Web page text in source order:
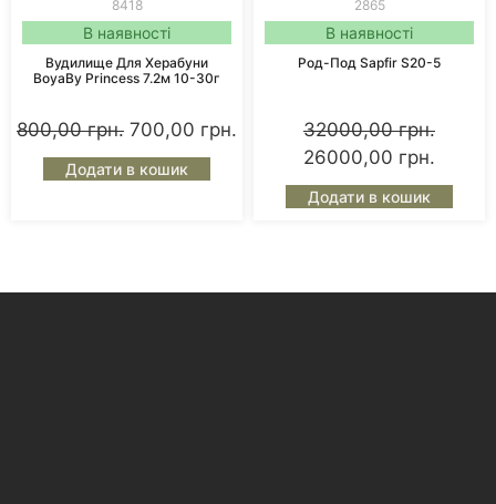
8418
В наявності
Вудилище Для Херабуни
BoyaBy Princess 7.2м 10-30г
800,00грн. 700,00 грн.
Додати в кошик
2865
В наявності
Род-Под Sapfir S20-5
32000,00грн.
26000,00 грн.
Додати в кошик